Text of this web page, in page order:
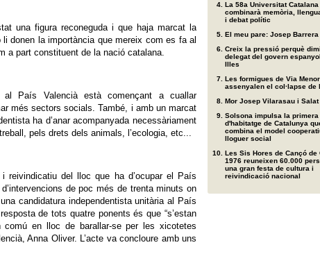
una figura reconeguda i que haja marcat la
donen la importància que mereix com es fa al
a part constituent de la nació catalana.
País Valencià està començant a cuallar
més sectors socials. També, i amb un marcat
ha d’anar acompanyada necessàriament
pels drets dels animals, l’ecologia, etc...
reivindicatiu del lloc que ha d’ocupar el País
de poc més de trenta minuts on
candidatura independentista unitària al País
de tots quatre ponents és que “s’estan
en lloc de barallar-se per les xicotetes
Anna Oliver. L’acte va concloure amb uns
La 58a Universitat
combinarà memòria,
i debat polític
El meu pare: Josep Barrera
Creix la pressió perquè
delegat del govern
Illes
Les formigues de Via
assenyalen el col·lapse de
Mor Josep Vilarasau i Salat
Solsona impulsa la
d'habitatge de Catalunya
combina el model
lloguer social
Les Sis Hores de Cançó de
1976 reuneixen 60.000
una gran festa de cultura i
reivindicació nacional